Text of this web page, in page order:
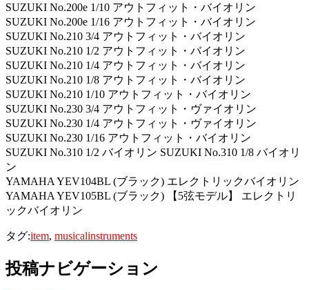
SUZUKI No.200e 1/10 アウトフィット・バイオリン
SUZUKI No.200e 1/16 アウトフィット・バイオリン
SUZUKI No.210 3/4 アウトフィット・バイオリン
SUZUKI No.210 1/2 アウトフィット・バイオリン
SUZUKI No.210 1/4 アウトフィット・バイオリン
SUZUKI No.210 1/8 アウトフィット・バイオリン
SUZUKI No.210 1/10 アウトフィット・バイオリン
SUZUKI No.230 3/4 アウトフィット・ヴァイオリン
SUZUKI No.230 1/4 アウトフィット・ヴァイオリン
SUZUKI No.230 1/16 アウトフィット・バイオリン
SUZUKI No.310 1/2 バイオリン SUZUKI No.310 1/8 バイオリ
ン
YAMAHA YEV104BL (ブラック) エレクトリックバイオリン
YAMAHA YEV105BL (ブラック) 【5弦モデル】 エレクトリ
ックバイオリン
タグ:item, musicalinstruments
投稿ナビゲーション